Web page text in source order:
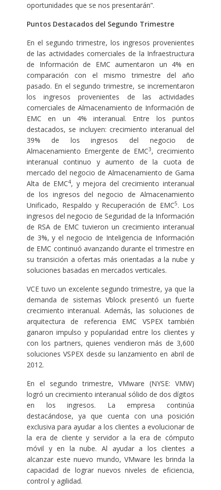
oportunidades que se nos presentarán”.
Puntos Destacados del Segundo Trimestre
En el segundo trimestre, los ingresos provenientes
de las actividades comerciales de la Infraestructura
de Información de EMC aumentaron un 4% en
comparación con el mismo trimestre del año
pasado. En el segundo trimestre, se incrementaron
los ingresos provenientes de las actividades
comerciales de Almacenamiento de Información de
EMC en un 4% interanual. Entre los puntos
destacados, se incluyen: crecimiento interanual del
39% de los ingresos del negocio de
Almacenamiento Emergente de EMC3, crecimiento
interanual continuo y aumento de la cuota de
mercado del negocio de Almacenamiento de Gama
Alta de EMC4, y mejora del crecimiento interanual
de los ingresos del negocio de Almacenamiento
Unificado, Respaldo y Recuperación de EMC5. Los
ingresos del negocio de Seguridad de la Información
de RSA de EMC tuvieron un crecimiento interanual
de 3%, y el negocio de Inteligencia de Información
de EMC continuó avanzando durante el trimestre en
su transición a ofertas más orientadas a la nube y
soluciones basadas en mercados verticales.
VCE tuvo un excelente segundo trimestre, ya que la
demanda de sistemas Vblock presentó un fuerte
crecimiento interanual. Además, las soluciones de
arquitectura de referencia EMC VSPEX también
ganaron impulso y popularidad entre los clientes y
con los partners, quienes vendieron más de 3,600
soluciones VSPEX desde su lanzamiento en abril de
2012.
En el segundo trimestre, VMware (NYSE: VMW)
logró un crecimiento interanual sólido de dos dígitos
en los ingresos. La empresa continúa
destacándose, ya que cuenta con una posición
exclusiva para ayudar a los clientes a evolucionar de
la era de cliente y servidor a la era de cómputo
móvil y en la nube. Al ayudar a los clientes a
alcanzar este nuevo mundo, VMware les brinda la
capacidad de lograr nuevos niveles de eficiencia,
control y agilidad.